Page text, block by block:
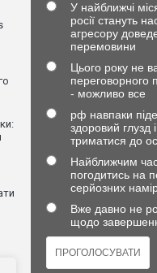
У найближчі
росії стануть
агресору
перемовини
Цього року не
переговорного
- можливо все
рф навпаки
здоровий глузд
триматися до
Найближчим
погодитись на
серйозних
Вже давно не
щодо